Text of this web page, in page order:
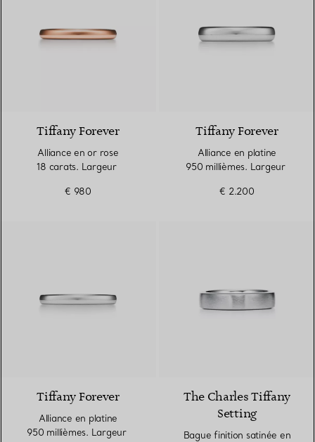
Tiffany Forever
Alliance en or rose
18 carats. Largeur
€ 980
Tiffany Forever
Alliance en platine
950 millièmes. Largeur
€ 2.200
Tiffany Forever
Alliance en platine
950 millièmes. Largeur
The Charles Tiffany
Setting
Bague finition satinée en